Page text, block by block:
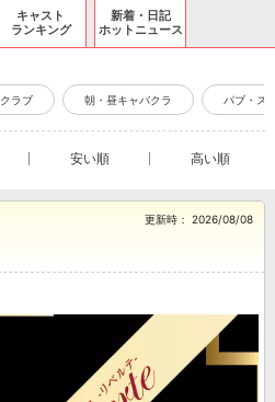
キャスト
ランキング
新着・日記
ホットニュース
クラブ 朝・昼キャバクラ パブ・ス
安い順 高い順
更新時： 2026/08/08